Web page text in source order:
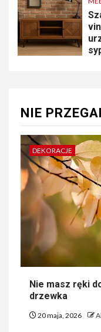
NIE
DEKORACJE
Nie masz ręki
drzewka
20 maja, 2026